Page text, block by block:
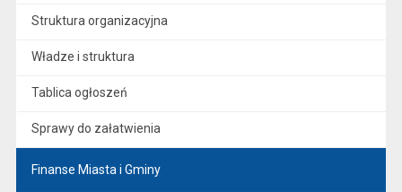
Struktura organizacyjna
Władze i struktura
Tablica ogłoszeń
Sprawy do załatwienia
Finanse Miasta i Gminy